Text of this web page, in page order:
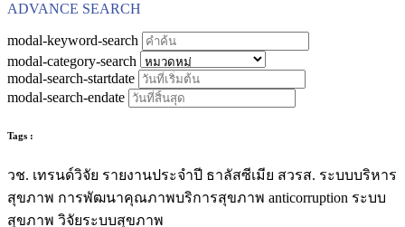
ADVANCE SEARCH
modal-keyword-search
modal-category-search
modal-search-startdate
modal-search-endate
Tags :
วช. เทรนด์วิจัย รายงานประจำปี ธาลัสซีเมีย สวรส. ระบบบริหาร
สุขภาพ การพัฒนาคุณภาพบริการสุขภาพ anticorruption ระบบ
สุขภาพ วิจัยระบบสุขภาพ